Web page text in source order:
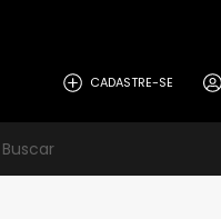
CADASTRE-SE